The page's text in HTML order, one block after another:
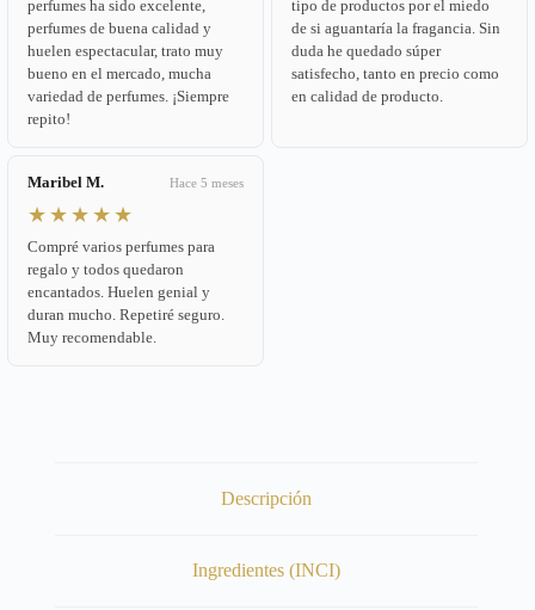
perfumes ha sido excelente,
perfumes de buena calidad y
huelen espectacular, trato muy
bueno en el mercado, mucha
variedad de perfumes. ¡Siempre
repito!
tipo de productos por el miedo
de si aguantaría la fragancia. Sin
duda he quedado súper
satisfecho, tanto en precio como
en calidad de producto.
Maribel M. Hace 5 meses
★★★★★
Compré varios perfumes para
regalo y todos quedaron
encantados. Huelen genial y
duran mucho. Repetiré seguro.
Muy recomendable.
Descripción
Ingredientes (INCI)